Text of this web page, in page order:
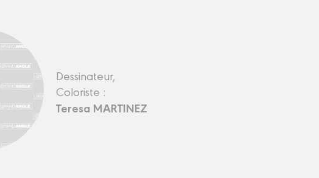
Dessinateur,
Coloriste :
Teresa MARTINEZ